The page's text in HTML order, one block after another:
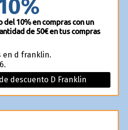
del 10% en compras con un
de 50€ en tus compras
en d franklin.
descuento D Franklin